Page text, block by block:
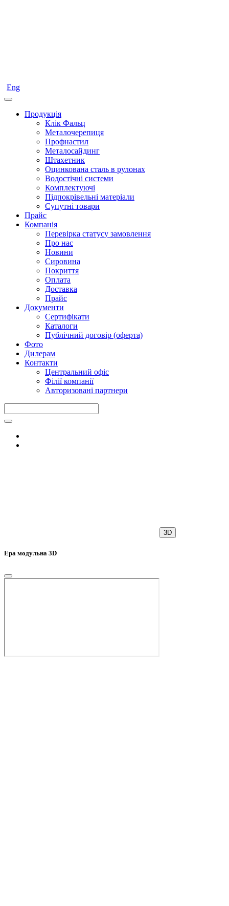
Eng
Продукція
Клік Фальц
Металочерепиця
Профнастил
Металосайдинг
Штахетник
Оцинкована сталь в рулонах
Водостічні системи
Комплектуючі
Підпокрівельні матеріали
Супутні товари
Прайс
Компанія
Перевірка статусу замовлення
Про нас
Новини
Сировина
Покриття
Оплата
Доставка
Прайс
Документи
Сертифікати
Каталоги
Публічний договір (оферта)
Фото
Дилерам
Контакти
Центральний офіс
Філії компанії
Авторизовані партнери
3D
Ера модульна 3D